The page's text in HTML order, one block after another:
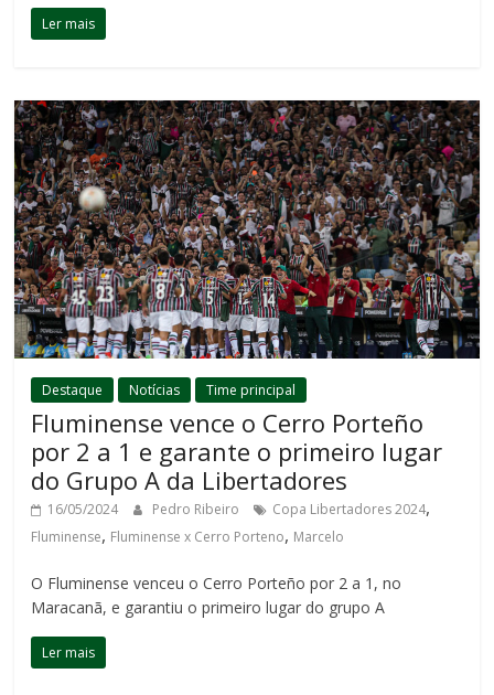
Ler mais
Destaque Notícias Time principal
Fluminense vence o Cerro Porteño
por 2 a 1 e garante o primeiro lugar
do Grupo A da Libertadores
16/05/2024 Pedro Ribeiro Copa Libertadores 2024,
Fluminense, Fluminense x Cerro Porteno, Marcelo
O Fluminense venceu o Cerro Porteño por 2 a 1, no
Maracanã, e garantiu o primeiro lugar do grupo A
Ler mais